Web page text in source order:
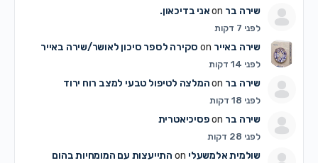
שירה בר אני בדיכאון.
לפני 7 דקות
שירה באייר סקירה לספר סיכון לאושר/שירה באייר
לפני 14 דקות
שירה בר המלצה לטיפול טבעי למצב רוח ירוד
לפני 18 דקות
שירה בר פסיכיאטרית
לפני 28 דקות
שולמית אלמשעלי
התייעצות עם המומחיות בהום